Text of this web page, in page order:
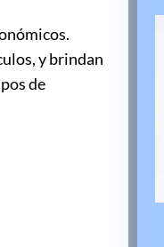
y brindan
de